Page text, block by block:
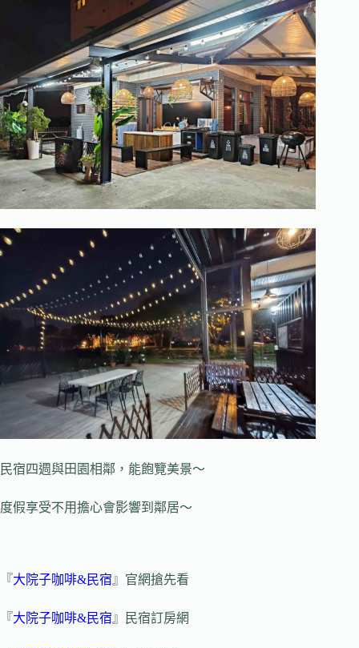
民宿四週與田園相鄰，能飽覽美景～
度假享受不用擔心會影響到鄰居～
『大院子咖啡&民宿 』官網搶先看
『大院子咖啡&民宿 』民宿訂房網